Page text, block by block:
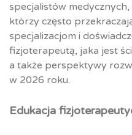
specjalistów
którzy często
specjalizacjom i
fizjoterapeutą, jaka jest
a także perspektywy
w 2026 roku.​
Edukacja